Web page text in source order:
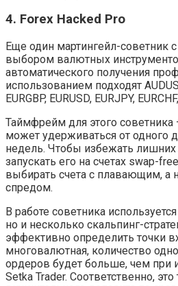
4. Forex Hacked Pro
Еще один мартингейл-советник
выбором валютных
автоматического получения
использованием подходят
EURGBP, EURUSD, EURJPY,
Таймфрейм для этого советника
может удерживаться от одного
недель. Чтобы избежать лишних
запускать его на счетах swap-
выбирать счета с плавающим, а
спредом.
В работе советника
но и несколько скальпинг-
эффективно определить точки
многовалютная, количество
ордеров будет больше, чем при
Setka Trader. Соответственно,